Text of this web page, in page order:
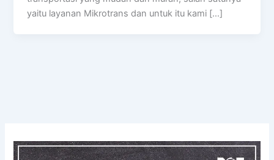
yaitu layanan Mikrotrans dan untuk itu kami […]